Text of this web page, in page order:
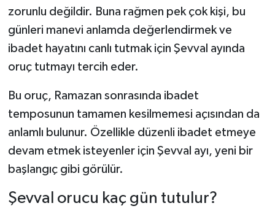
zorunlu değildir. Buna rağmen pek çok kişi, bu
günleri manevi anlamda değerlendirmek ve
ibadet hayatını canlı tutmak için Şevval ayında
oruç tutmayı tercih eder.
Bu oruç, Ramazan sonrasında ibadet
temposunun tamamen kesilmemesi açısından da
anlamlı bulunur. Özellikle düzenli ibadet etmeye
devam etmek isteyenler için Şevval ayı, yeni bir
başlangıç gibi görülür.
Şevval orucu kaç gün tutulur?
Haber Arşivi